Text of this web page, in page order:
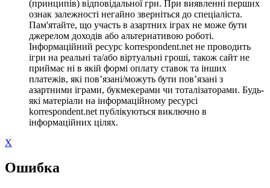
(принципів) відповідальної гри. При виявленні перших
ознак залежності негайно зверніться до спеціаліста.
Пам'ятайте, що участь в азартних іграх не може бути
джерелом доходів або альтернативою роботі.
Інформаційний ресурс korrespondent.net не проводить
ігри на реальні та/або віртуальні гроші, також сайт не
приймає ні в якій формі оплату ставок та інших
платежів, які пов’язані/можуть бути пов’язані з
азартними іграми, букмекерами чи тоталізаторами. Будь-
які матеріали на інформаційному ресурсі
korrespondent.net публікуються виключно в
інформаційних цілях.
X
Ошибка